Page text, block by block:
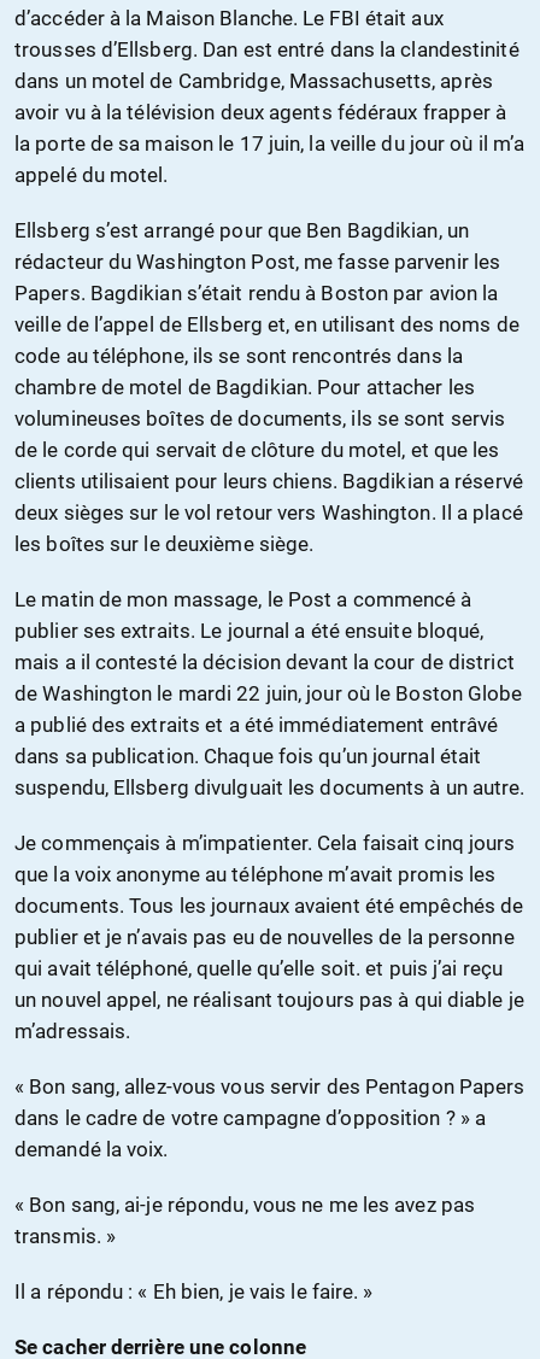
d’accéder à la Maison Blanche. Le FBI était aux
trousses d’Ellsberg. Dan est entré dans la clandestinité
dans un motel de Cambridge, Massachusetts, après
avoir vu à la télévision deux agents fédéraux frapper à
la porte de sa maison le 17 juin, la veille du jour où il m’a
appelé du motel.
Ellsberg s’est arrangé pour que Ben Bagdikian, un
rédacteur du Washington Post, me fasse parvenir les
Papers. Bagdikian s’était rendu à Boston par avion la
veille de l’appel de Ellsberg et, en utilisant des noms de
code au téléphone, ils se sont rencontrés dans la
chambre de motel de Bagdikian. Pour attacher les
volumineuses boîtes de documents, ils se sont servis
de le corde qui servait de clôture du motel, et que les
clients utilisaient pour leurs chiens. Bagdikian a réservé
deux sièges sur le vol retour vers Washington. Il a placé
les boîtes sur le deuxième siège.
Le matin de mon massage, le Post a commencé à
publier ses extraits. Le journal a été ensuite bloqué,
mais a il contesté la décision devant la cour de district
de Washington le mardi 22 juin, jour où le Boston Globe
a publié des extraits et a été immédiatement entrâvé
dans sa publication. Chaque fois qu’un journal était
suspendu, Ellsberg divulguait les documents à un autre.
Je commençais à m’impatienter. Cela faisait cinq jours
que la voix anonyme au téléphone m’avait promis les
documents. Tous les journaux avaient été empêchés de
publier et je n’avais pas eu de nouvelles de la personne
qui avait téléphoné, quelle qu’elle soit. et puis j’ai reçu
un nouvel appel, ne réalisant toujours pas à qui diable je
m’adressais.
« Bon sang, allez-vous vous servir des Pentagon Papers
dans le cadre de votre campagne d’opposition ? » a
demandé la voix.
« Bon sang, ai-je répondu, vous ne me les avez pas
transmis. »
Il a répondu : « Eh bien, je vais le faire. »
Se cacher derrière une colonne